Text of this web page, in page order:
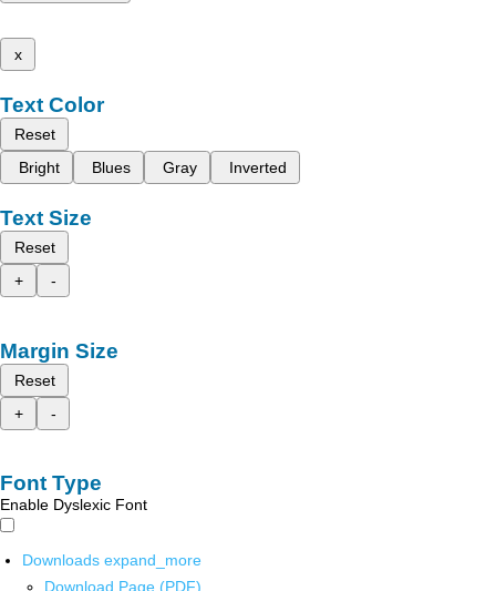
x
Text Color
Reset
Bright
Blues Gray Inverted
Text Size
Reset
+
-
Margin Size
Reset
+
-
Font Type
Enable Dyslexic Font
Downloads expand_more
Download Page (PDF)